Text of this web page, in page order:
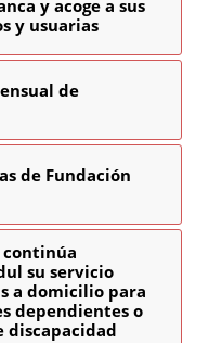
y acoge a sus
y usuarias
de
de Fundación
continúa
su servicio
a domicilio para
dependientes o
discapacidad